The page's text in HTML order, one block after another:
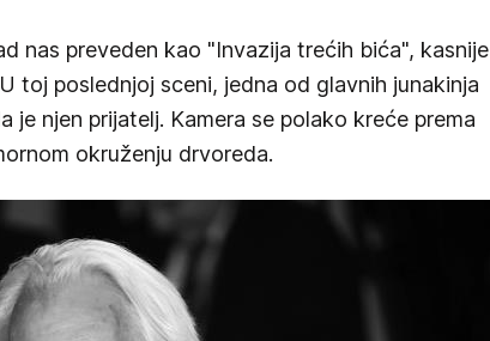
nas preveden kao "Invazija trećih bića", kasnije
toj poslednjoj sceni, jedna od glavnih junakinja
je njen prijatelj. Kamera se polako kreće prema
okruženju drvoreda.